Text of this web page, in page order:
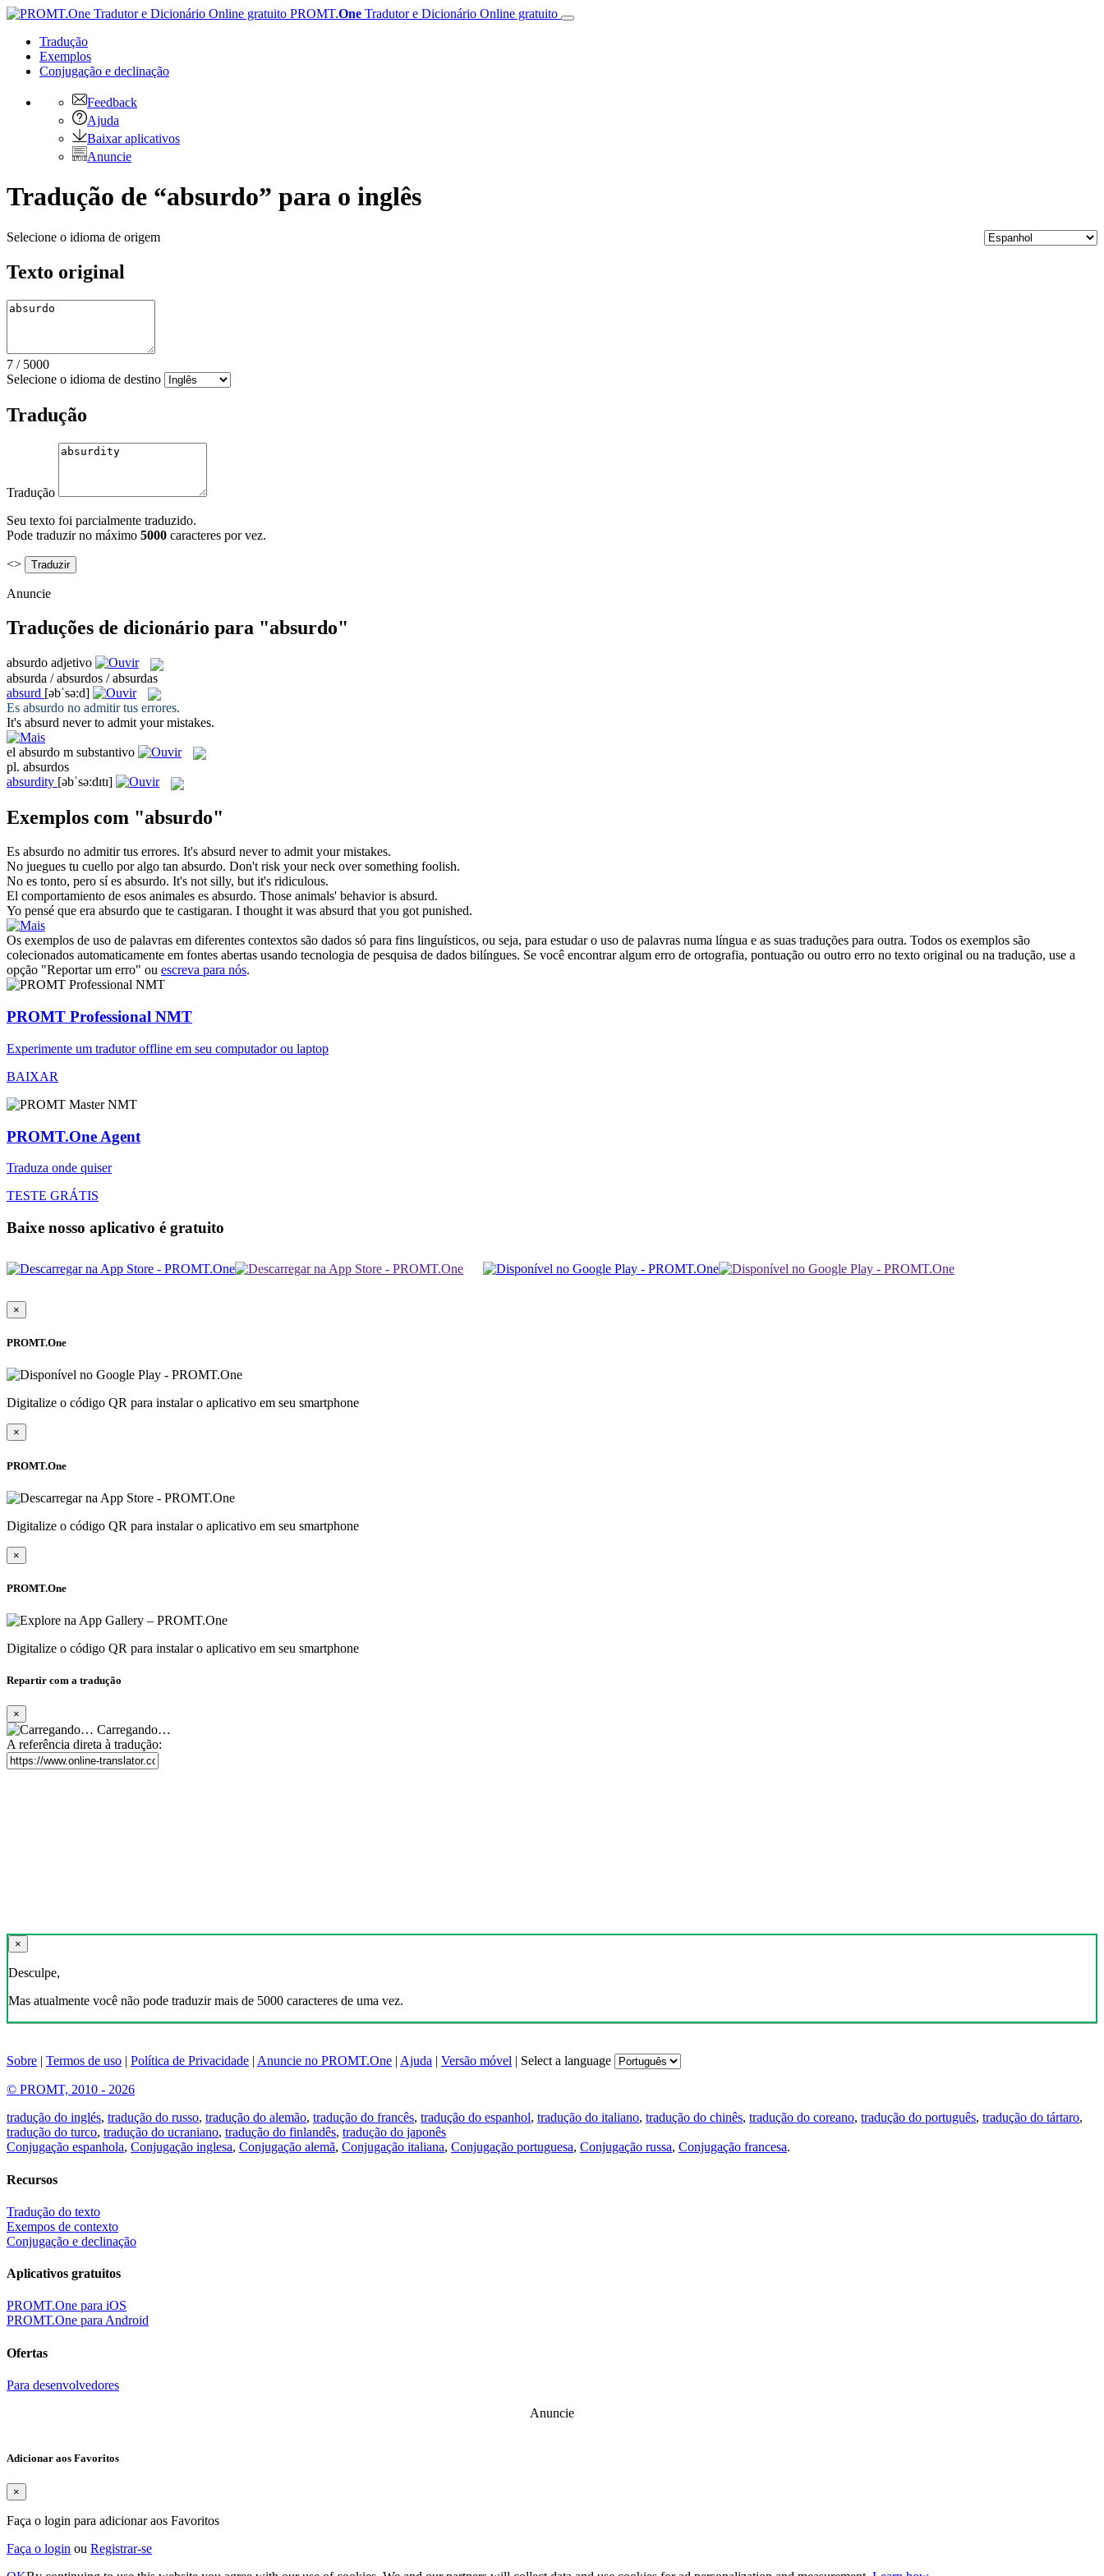
PROMT.One Tradutor e Dicionário Online gratuito
Tradução
Exemplos
Conjugação e declinação
Feedback
Ajuda
Baixar aplicativos
Anuncie
Tradução de “absurdo” para o inglês
Selecione o idioma de origem
Texto original
7 / 5000
Selecione o idioma de destino
Tradução
Tradução
Seu texto foi parcialmente traduzido.
Pode traduzir no máximo 5000 caracteres por vez.
<>
Anuncie
Traduções de dicionário para "absurdo"
absurdo adjetivo
absurda / absurdos / absurdas
absurd [əbˈsə:d]
Es absurdo no admitir tus errores.
It's absurd never to admit your mistakes.
el absurdo m substantivo
pl. absurdos
absurdity [əbˈsə:dɪtɪ]
Exemplos com "absurdo"
Es absurdo no admitir tus errores. It's absurd never to admit your mistakes.
No juegues tu cuello por algo tan absurdo. Don't risk your neck over something foolish.
No es tonto, pero sí es absurdo. It's not silly, but it's ridiculous.
El comportamiento de esos animales es absurdo. Those animals' behavior is absurd.
Yo pensé que era absurdo que te castigaran. I thought it was absurd that you got punished.
Os exemplos de uso de palavras em diferentes contextos são dados só para fins linguísticos, ou seja, para estudar o uso de palavras numa língua e as suas traduções para outra. Todos os exemplos são
colecionados automaticamente em fontes abertas usando tecnologia de pesquisa de dados bilíngues. Se você encontrar algum erro de ortografia, pontuação ou outro erro no texto original ou na tradução, use a
opção "Reportar um erro" ou escreva para nós.
PROMT Professional NMT
Experimente um tradutor offline em seu computador ou laptop
BAIXAR
PROMT.One Agent
Traduza onde quiser
TESTE GRÁTIS
Baixe nosso aplicativo é gratuito
×
PROMT.One
Digitalize o código QR para instalar o aplicativo em seu smartphone
×
PROMT.One
Digitalize o código QR para instalar o aplicativo em seu smartphone
×
PROMT.One
Digitalize o código QR para instalar o aplicativo em seu smartphone
Repartir com a tradução
×
Carregando…
A referência direta à tradução:
×
Desculpe,
Mas atualmente você não pode traduzir mais de 5000 caracteres de uma vez.
Sobre | Termos de uso | Política de Privacidade | Anuncie no PROMT.One | Ajuda | Versão móvel | Select a language
© PROMT, 2010 - 2026
tradução do inglés, tradução do russo, tradução do alemão, tradução do francês, tradução do espanhol, tradução do italiano, tradução do chinês, tradução do coreano, tradução do português, tradução do tártaro,
tradução do turco, tradução do ucraniano, tradução do finlandês, tradução do japonês
Conjugação espanhola, Conjugação inglesa, Conjugação alemã, Conjugação italiana, Conjugação portuguesa, Conjugação russa, Conjugação francesa.
Recursos
Tradução do texto
Exempos de contexto
Conjugação e declinação
Aplicativos gratuitos
PROMT.One para iOS
PROMT.One para Android
Ofertas
Para desenvolvedores
Anuncie
Adicionar aos Favoritos
×
Faça o login para adicionar aos Favoritos
Faça o login ou Registrar-se